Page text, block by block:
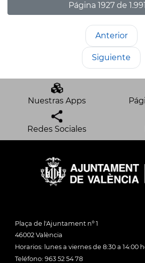
Página 1927 de 1.991
Anterior
Siguiente
Nuestras Apps
Redes Sociales
Plaça de l'Ajuntament nº 1
46002 València
Horarios: lunes a viernes de 8:30 a 14:00
Teléfono: 963 52 54 78